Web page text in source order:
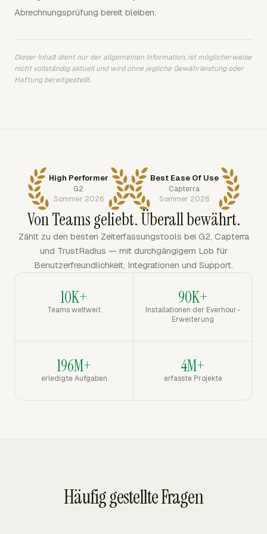
Abrechnungsprüfung bereit bleiben.
Dieser Inhalt dient nur der allgemeinen Information, ist möglicherweise
nicht vollständig aktuell und wird ohne jegliche Gewährleistung oder
Haftung bereitgestellt.
High Performer
G2
Sommer 2026
Best Ease Of Use
Capterra
Sommer 2026
Von Teams geliebt. Überall bewährt.
Zählt zu den besten Zeiterfassungstools bei G2, Capterra
und TrustRadius — mit durchgängigem Lob für
Benutzerfreundlichkeit, Integrationen und Support.
10K+
Teams weltweit
90K+
Installationen der Everhour-
Erweiterung
196M+
erledigte Aufgaben
4M+
erfasste Projekte
Häufig gestellte Fragen